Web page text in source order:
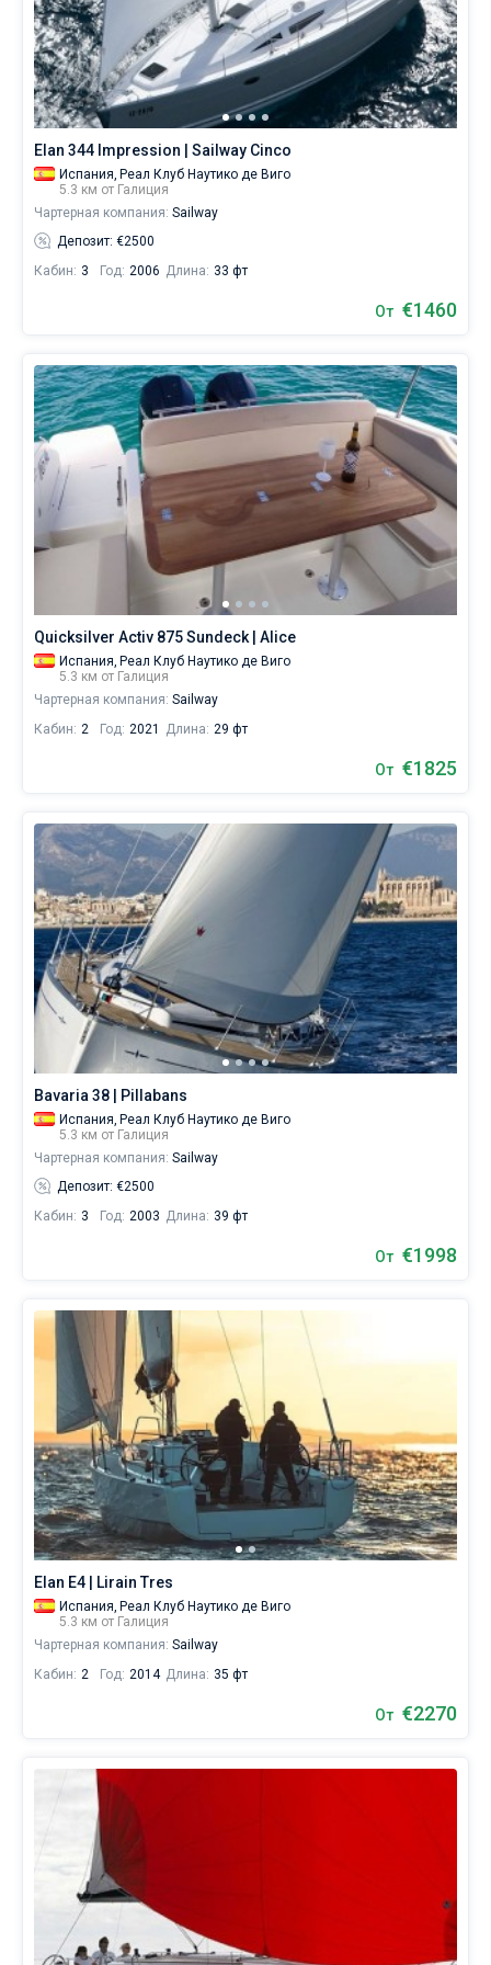
найдете
предложений
Галиции
от
как
для
любителей
спокойного
отдыха,
так
для
себе
жизни
без
паруса.
Ближайшие
регионы
Понтеведра
Elan 344 Impression | Sailway Cinco
Испания, Реал Клуб Наутико де Виго
5.3 км от Галиция
Чартерная компания: Sailway
Депозит: €2500
Кабин: 3 Год: 2006 Длина: 33 фт
От €1460
Quicksilver Activ 875 Sundeck | Alice
Испания, Реал Клуб Наутико де Виго
5.3 км от Галиция
Чартерная компания: Sailway
Кабин: 2 Год: 2021 Длина: 29 фт
От €1825
Bavaria 38 | Pillabans
Испания, Реал Клуб Наутико де Виго
5.3 км от Галиция
Чартерная компания: Sailway
Депозит: €2500
Кабин: 3 Год: 2003 Длина: 39 фт
От €1998
Elan E4 | Lirain Tres
Испания, Реал Клуб Наутико де Виго
5.3 км от Галиция
Чартерная компания: Sailway
Кабин: 2 Год: 2014 Длина: 35 фт
От €2270
Без шкипера
Со шкипером